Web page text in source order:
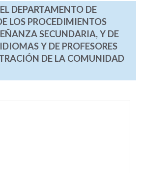
DEPARTAMENTO DE
LOS PROCEDIMIENTOS
SECUNDARIA, Y DE
Y DE PROFESORES
DE LA COMUNIDAD